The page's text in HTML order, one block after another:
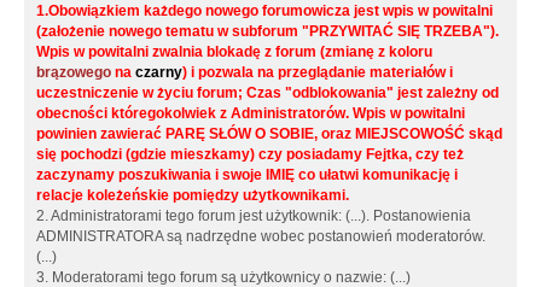
1.Obowiązkiem każdego nowego forumowicza jest wpis w powitalni
(założenie nowego tematu w subforum "PRZYWITAĆ SIĘ TRZEBA").
Wpis w powitalni zwalnia blokadę z forum (zmianę z koloru
brązowego na czarny) i pozwala na przeglądanie materiałów i
uczestniczenie w życiu forum; Czas "odblokowania" jest zależny od
obecności któregokolwiek z Administratorów. Wpis w powitalni
powinien zawierać PARĘ SŁÓW O SOBIE, oraz MIEJSCOWOŚĆ skąd
się pochodzi (gdzie mieszkamy) czy posiadamy Fejtka, czy też
zaczynamy poszukiwania i swoje IMIĘ co ułatwi komunikację i
relacje koleżeńskie pomiędzy użytkownikami.
2. Administratorami tego forum jest użytkownik: (...). Postanowienia
ADMINISTRATORA są nadrzędne wobec postanowień moderatorów.
(...)
3. Moderatorami tego forum są użytkownicy o nazwie: (...)